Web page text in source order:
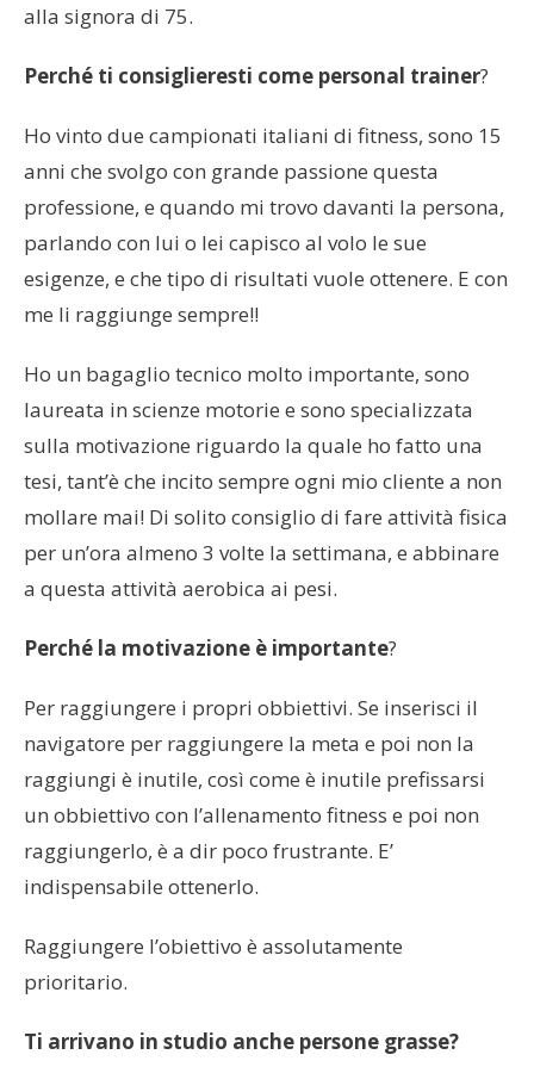
alla signora di 75.
Perché ti consiglieresti come personal trainer?
Ho vinto due campionati italiani di fitness, sono 15
anni che svolgo con grande passione questa
professione, e quando mi trovo davanti la persona,
parlando con lui o lei capisco al volo le sue
esigenze, e che tipo di risultati vuole ottenere. E con
me li raggiunge sempre!!
Ho un bagaglio tecnico molto importante, sono
laureata in scienze motorie e sono specializzata
sulla motivazione riguardo la quale ho fatto una
tesi, tant’è che incito sempre ogni mio cliente a non
mollare mai! Di solito consiglio di fare attività fisica
per un’ora almeno 3 volte la settimana, e abbinare
a questa attività aerobica ai pesi.
Perché la motivazione è importante?
Per raggiungere i propri obbiettivi. Se inserisci il
navigatore per raggiungere la meta e poi non la
raggiungi è inutile, così come è inutile prefissarsi
un obbiettivo con l’allenamento fitness e poi non
raggiungerlo, è a dir poco frustrante. E’
indispensabile ottenerlo.
Raggiungere l’obiettivo è assolutamente
prioritario.
Ti arrivano in studio anche persone grasse?